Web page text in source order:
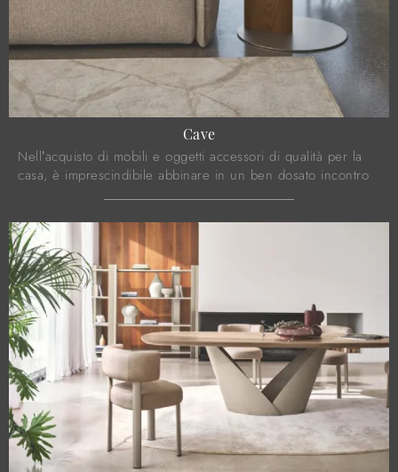
Cave
Nell’acquisto di mobili e oggetti accessori di qualità per la
casa, è imprescindibile abbinare in un ben dosato incontro